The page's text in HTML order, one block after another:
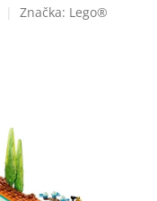
Značka: Lego®